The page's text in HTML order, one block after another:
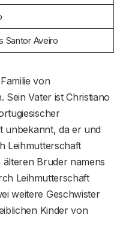
Santor Aveiro
von
Sein Vater ist Christiano
unbekannt, da er und
Leihmutterschaft
Bruder namens
Leihmutterschaft
weitere Geschwister
Kinder von